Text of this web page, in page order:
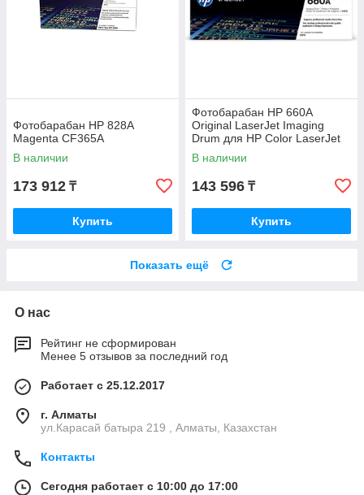
Фотобарабан HP 828A
Magenta CF365A
В наличии
173 912 ₸
Купить
Фотобарабан HP 660A
Original LaserJet Imaging
Drum для HP Color LaserJet
M751 W2004A
В наличии
143 596 ₸
Купить
Показать ещё
О нас
Рейтинг не сформирован
Менее 5 отзывов за последний год
Работает с 25.12.2017
г. Алматы
ул.Карасай батыра 219 , Алматы, Казахстан
Контакты
Сегодня работает с 10:00 до 17:00